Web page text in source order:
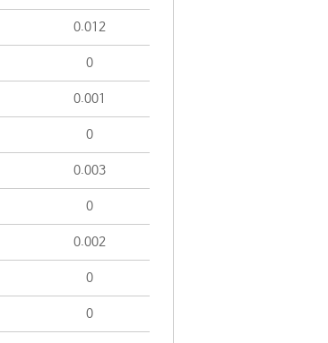
0.012
0
0.001
0
0.003
0
0.002
0
0